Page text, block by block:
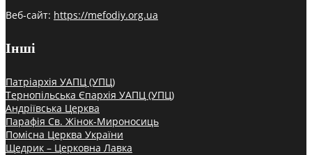
Веб-сайт: https://mefodiy.org.ua
Інші
Патріархія УАПЦ (УПЦ)
Тернопільська Єпархія УАПЦ (УПЦ)
Андріївська Церква
Парафія Св. Жінок-Мироносиць
Помісна Церква України
Щедрик – Церковна Лавка